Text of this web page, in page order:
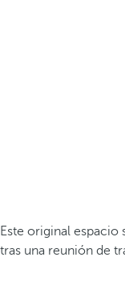
Este original espacio
tras una reunión de